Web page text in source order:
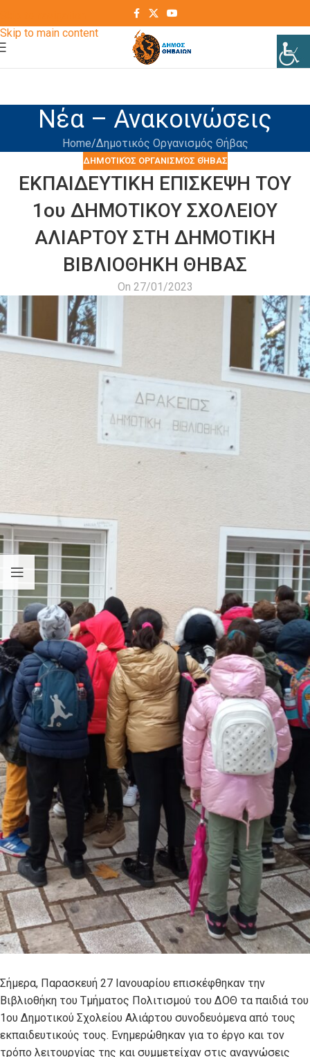
Skip to main content
Νέα – Ανακοινώσεις
Home Δημοτικός Οργανισμός Θήβας
ΔΗΜΟΤΙΚΌΣ ΟΡΓΑΝΙΣΜΌΣ ΘΉΒΑΣ
ΕΚΠΑΙΔΕΥΤΙΚΗ ΕΠΙΣΚΕΨΗ ΤΟΥ
1ου ΔΗΜΟΤΙΚΟΥ ΣΧΟΛΕΙΟΥ
ΑΛΙΑΡΤΟΥ ΣΤΗ ΔΗΜΟΤΙΚΗ
ΒΙΒΛΙΟΘΗΚΗ ΘΗΒΑΣ
On 27/01/2023
Σήμερα, Παρασκευή 27 Ιανουαρίου επισκέφθηκαν την
Βιβλιοθήκη του Τμήματος Πολιτισμού του ΔΟΘ τα παιδιά του
1ου Δημοτικού Σχολείου Αλιάρτου συνοδευόμενα από τους
εκπαιδευτικούς τους. Ενημερώθηκαν για το έργο και τον
τρόπο λειτουργίας της και συμμετείχαν στις αναγνώσεις